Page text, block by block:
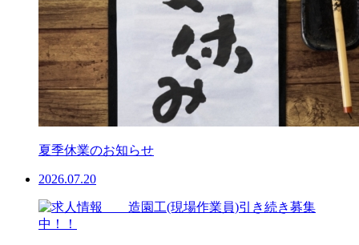
夏季休業のお知らせ
2026.07.20